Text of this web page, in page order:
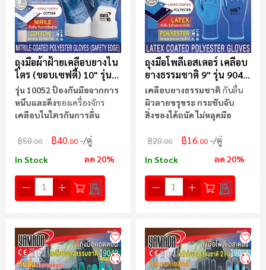
ถุงมือผ้าฝ้ายเคลือบยางไน
ไตร (ขอบเซฟตี้) 10" รุ่น
10052
รุ่น 10052 ป้องกันมือจากการ
หนีบและดึงของเครื่องจักร
เคลือบไนไตรกันการลื่น
฿50.00 ฿40.00 /คู่
In Stock ลด 20%
ถุงมือโพลีเอสเตอร์ เคลือบ
ยางธรรมชาติ 9" รุ่น 9043
YAMADA
เคลือบยางธรรมชาติ กันลื่น
ผิวลายขรุขระ กระชับจับ
สิ่งของได้ถนัด ไม่หลุดมือ
฿20.00 ฿16.00 /คู่
In Stock ลด 20%